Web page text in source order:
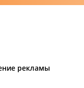
рекламы